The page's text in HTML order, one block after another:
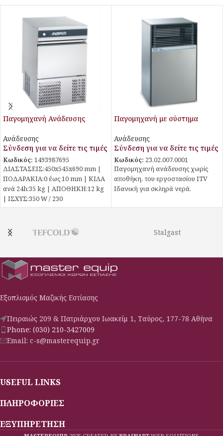
Παγομηχανή Ανάδευσης
Ανάδευσης
Σύνδεση για να δείτε τις τιμές
Κωδικός: 1493987695
ΔΙΑΣΤΑΣΕΙΣ:450x545x690 mm |
ΠΟΔΑΡΑΚΙΑ:0 έως 10 mm | ΚΙΛΑ
ανά 24h:35 kg | ΑΠΟΘΗΚΗ:12 kg
| ΙΣΧΥΣ:350 W / 230
Παγομηχανή με σύστημα
Ανάδευσης
Σύνδεση για να δείτε τις τιμές
Κωδικός: 23.02.007.0001
Παγομηχανή ανάδευσης χωρίς
αποθήκη, του εργοστασίου ITV
Ιδανική για σκληρά νερά.
Stalgast
Εξοπλισμός Μαζικής Εστίασης
Πειραιώς 209 & Πατριάρχου Ιωακείμ 1, Ταύρος, 177-78 Αθήνα
Phone: (030) 210-3427009
Email: c-s@masterequip.gr
USEFUL LINKS
ΠΛΗΡΟΦΟΡΙΕΣ
ΕΞΥΠΗΡΕΤΗΣΗ